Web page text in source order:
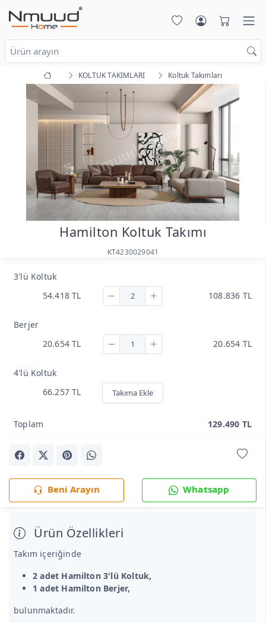
KOLTUK TAKIMLARI Koltuk Takımları
Hamilton Koltuk Takımı
KT4230029041
3'lü Koltuk
54.418 TL
108.836 TL
Berjer
20.654 TL
20.654 TL
4'lü Koltuk
66.257 TL
Takıma Ekle
Toplam 129.490 TL
Beni Arayın Whatsapp
Ürün Özellikleri
Takım içeriğinde
2 adet Hamilton 3'lü Koltuk,
1 adet Hamilton Berjer,
bulunmaktadır.